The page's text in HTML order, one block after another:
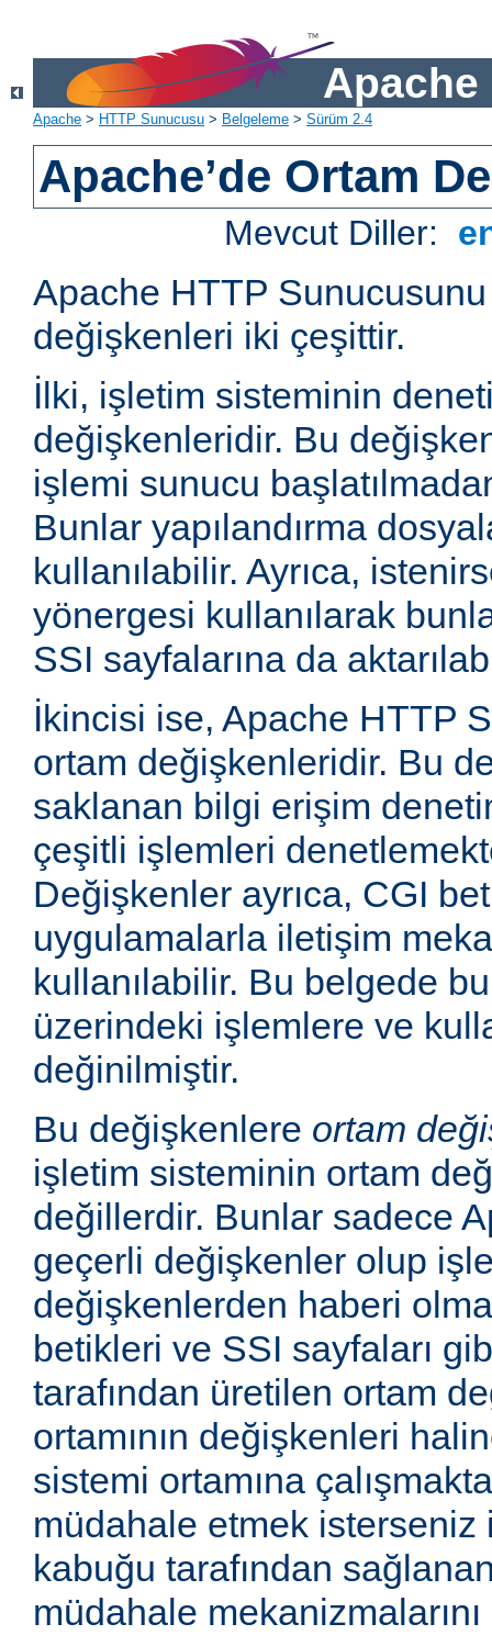
Apache
Apache > HTTP Sunucusu > Belgeleme > Sürüm 2.4
Apache’de Ortam
Mevcut Diller:
Apache HTTP
değişkenleri iki çeşittir.
İlki, işletim sisteminin
değişkenleridir. Bu
işlemi sunucu
Bunlar yapılandırma
kullanılabilir. Ayrıca,
yönergesi kullanılarak
SSI sayfalarına da
İkincisi ise, Apache HTTP
ortam değişkenleridir. Bu
saklanan bilgi erişim
çeşitli işlemleri
Değişkenler ayrıca, CGI
uygulamalarla iletişim
kullanılabilir. Bu belgede
üzerindeki işlemlere ve
değinilmiştir.
Bu değişkenlere ortam
işletim sisteminin ortam
değillerdir. Bunlar sadece
geçerli değişkenler olup
değişkenlerden haberi
betikleri ve SSI sayfaları
tarafından üretilen ortam
ortamının değişkenleri
sistemi ortamına
müdahale etmek
kabuğu tarafından
müdahale mekanizmalarını